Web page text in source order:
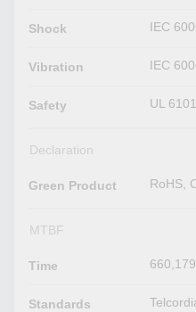
Shock IEC
Vibration IEC
Safety UL
Declaration
Green Product RoHS,
MTBF
Time
Standards